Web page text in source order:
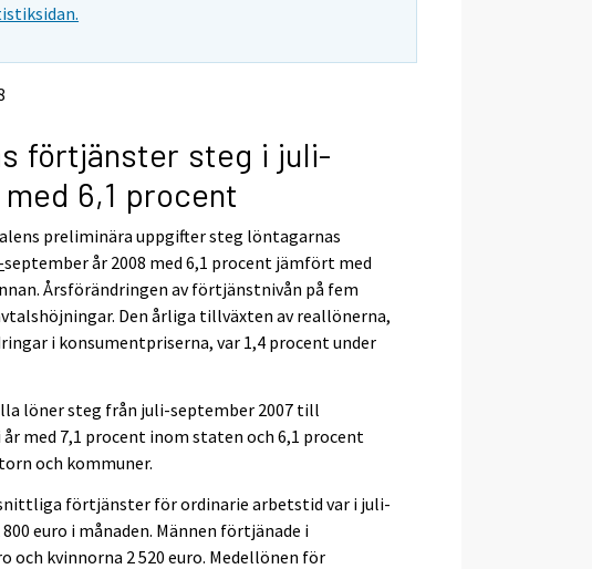
förtjänster steg i juli-
6,1 procent
preliminära uppgifter steg löntagarnas
september år 2008 med 6,1 procent jämfört med
Årsförändringen av förtjänstnivån på fem
Den årliga tillväxten av reallönerna,
i konsumentpriserna, var 1,4 procent under
löner steg från juli-september 2007 till
med 7,1 procent inom staten och 6,1 procent
och kommuner.
förtjänster för ordinarie arbetstid var i juli-
euro i månaden. Männen förtjänade i
och kvinnorna 2 520 euro. Medellönen för